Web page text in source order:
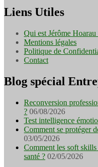
Liens Utiles
Qui est Jérôme Hoarau
Mentions légales
Politique de
Contact
Blog spécial
Reconversion
? 06/08/2026
Test intelligence
Comment se protéger
03/05/2026
Comment les soft
santé ? 02/05/2026